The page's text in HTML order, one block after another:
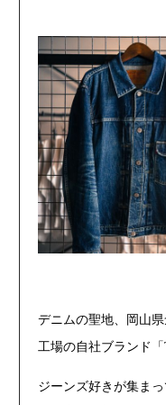
デニムの聖地、岡山
工場の自社ブランド「
ジーンズ好きが集ま